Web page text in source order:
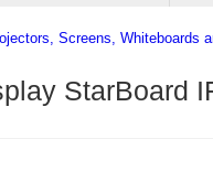
Screens, Whiteboards
StarBoard